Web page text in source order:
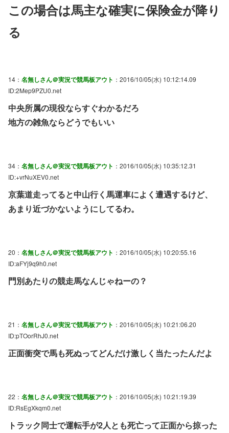
この場合は馬主な確実に保険金が降り
る
14： 名無しさん＠実況で競馬板アウト ：2016/10/05(水) 10:12:14.09
ID:2Mep9PZU0.net
中央所属の現役ならすぐわかるだろ
地方の雑魚ならどうでもいい
34： 名無しさん＠実況で競馬板アウト ：2016/10/05(水) 10:35:12.31
ID:+vrNuXEV0.net
京葉道走ってると中山行く馬運車によく遭遇するけど、
あまり近づかないようにしてるわ。
20： 名無しさん＠実況で競馬板アウト ：2016/10/05(水) 10:20:55.16
ID:aFYj9q9h0.net
門別あたりの競走馬なんじゃねーの？
21： 名無しさん＠実況で競馬板アウト ：2016/10/05(水) 10:21:06.20
ID:pTOorRhJ0.net
正面衝突で馬も死ぬってどんだけ激しく当たったんだよ
22： 名無しさん＠実況で競馬板アウト ：2016/10/05(水) 10:21:19.39
ID:RsEgXkqm0.net
トラック同士で運転手が2人とも死亡って正面から掠った